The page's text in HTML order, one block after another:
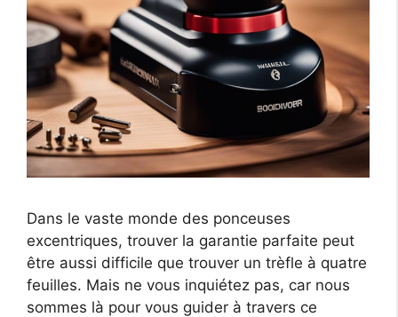
Dans le vaste monde des ponceuses
excentriques, trouver la garantie parfaite peut
être aussi difficile que trouver un trèfle à quatre
feuilles. Mais ne vous inquiétez pas, car nous
sommes là pour vous guider à travers ce